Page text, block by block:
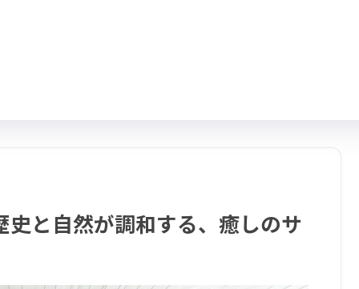
と自然が調和する、癒しのサ